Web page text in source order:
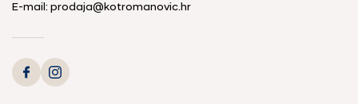
E-mail: prodaja@kotromanovic.hr